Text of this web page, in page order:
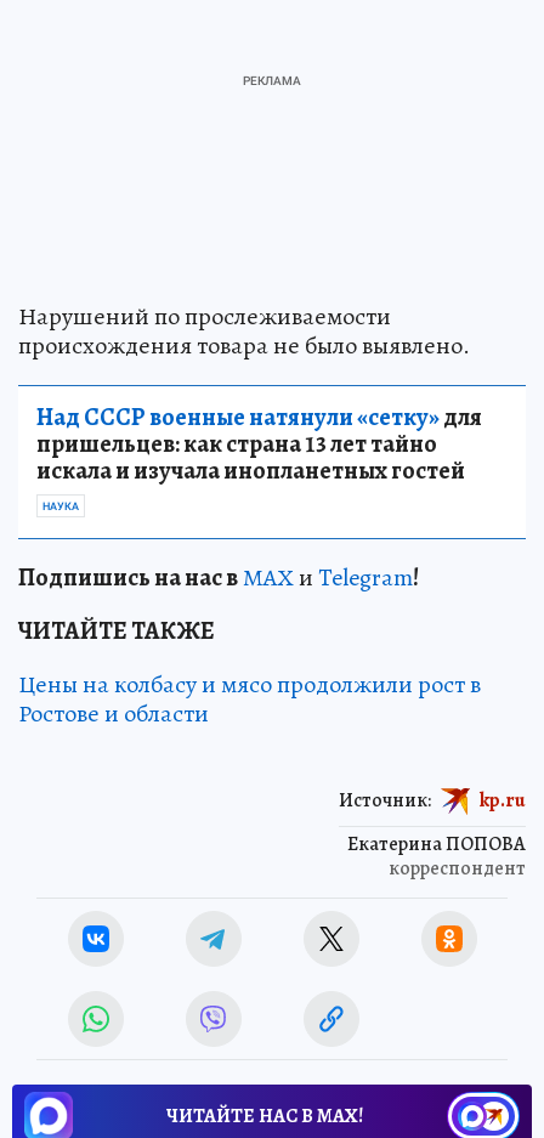
Нарушений по прослеживаемости
происхождения товара не было выявлено.
Над СССР военные натянули «сетку»для
пришельцев: как страна 13 лет тайно
искала и изучала инопланетных гостей
НАУКА
Подпишись на нас вМАХиTelegram!
ЧИТАЙТЕ ТАКЖЕ
Цены на колбасу и мясо продолжили рост в
Ростове и области
Екатерина ПОПОВА
корреспондент
Источник: kp.ru
ЧИТАЙТЕ НАС В МАХ!